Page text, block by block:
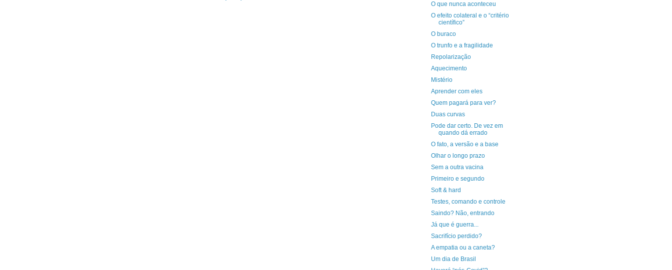
O que nunca aconteceu
O efeito colateral e o “critério
científico”
O buraco
O trunfo e a fragilidade
Repolarização
Aquecimento
Mistério
Aprender com eles
Quem pagará para ver?
Duas curvas
Pode dar certo. De vez em
quando dá errado
O fato, a versão e a base
Olhar o longo prazo
Sem a outra vacina
Primeiro e segundo
Soft & hard
Testes, comando e controle
Saindo? Não, entrando
Já que é guerra...
Sacrifício perdido?
A empatia ou a caneta?
Um dia de Brasil